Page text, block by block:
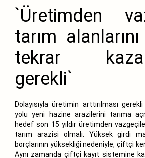
`Üretimden
tarım
tekrar
gerekli`
Dolayısıyla üretimin arttırılması
yolu yeni hazine arazilerini tarıma
hedef son 15 yıldır üretimden
tarım arazisi olmalı. Yüksek girdi
borçlarının yüksekliği nedeniyle, çiftçi
Aynı zamanda çiftçi kayıt sistemine